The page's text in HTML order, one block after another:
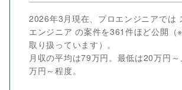
2026年3月現在、プロエンジニアでは
エンジニア の案件を361件ほど公開（
取り扱っています）。
月収の平均は79万円。最低は20万円
万円～程度。